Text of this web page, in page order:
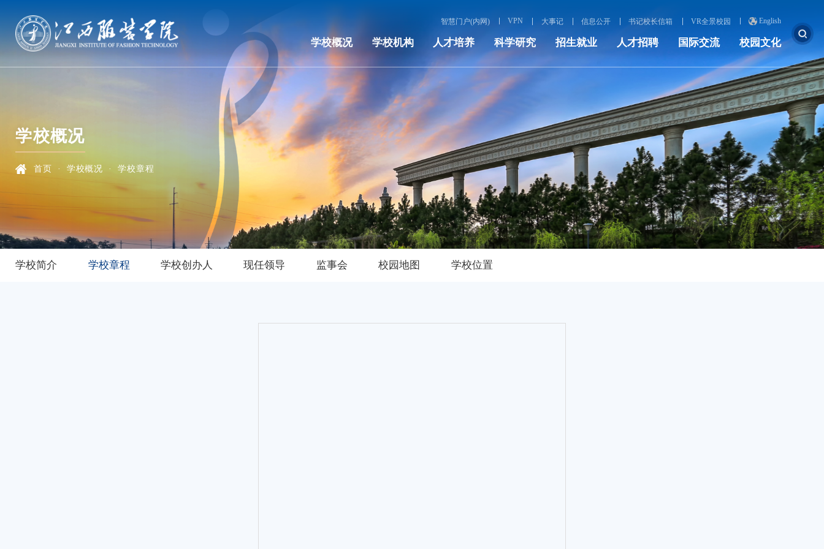
智慧门户(内网) VPN 大事记 信息公开 书记校长信箱 VR全景校园 English
学校概况 学校机构 人才培养 科学研究 招生就业 人才招聘 国际交流 校园文化
学校概况
首页 ·学校概况 ·学校章程
学校简介 学校章程 学校创办人 现任领导 监事会 校园地图 学校位置